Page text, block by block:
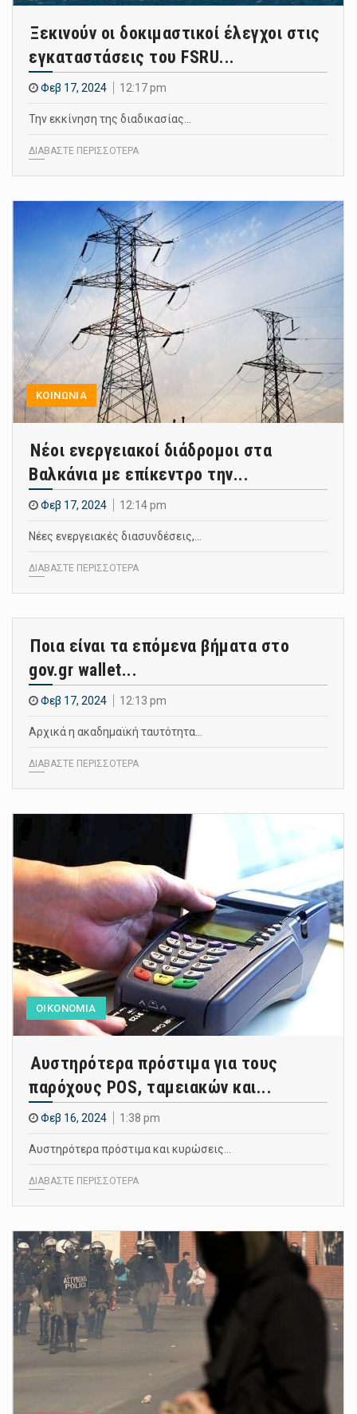
Ξεκινούν οι δοκιμαστικοί έλεγχοι στις
εγκαταστάσεις του FSRU...
Φεβ 17, 2024 12:17 pm
Την εκκίνηση της διαδικασίας…
ΔΙΑΒΑΣΤΕ ΠΕΡΙΣΣΟΤΕΡΑ
ΚΟΙΝΩΝΙΑ
Νέοι ενεργειακοί διάδρομοι στα
Βαλκάνια με επίκεντρο την...
Φεβ 17, 2024 12:14 pm
Νέες ενεργειακές διασυνδέσεις,…
ΔΙΑΒΑΣΤΕ ΠΕΡΙΣΣΟΤΕΡΑ
Ποια είναι τα επόμενα βήματα στο
gov.gr wallet...
Φεβ 17, 2024 12:13 pm
Αρχικά η ακαδημαϊκή ταυτότητα…
ΔΙΑΒΑΣΤΕ ΠΕΡΙΣΣΟΤΕΡΑ
ΟΙΚΟΝΟΜΙΑ
Αυστηρότερα πρόστιμα για τους
παρόχους POS, ταμειακών και...
Φεβ 16, 2024 1:38 pm
Αυστηρότερα πρόστιμα και κυρώσεις…
ΔΙΑΒΑΣΤΕ ΠΕΡΙΣΣΟΤΕΡΑ